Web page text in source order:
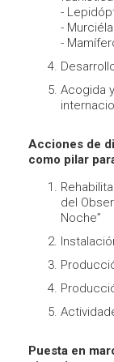
-
-
-
Acogida
Acciones de
como pilar
del
Noche”
Puesta en